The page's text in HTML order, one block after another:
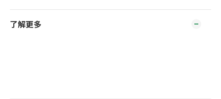
了解更多